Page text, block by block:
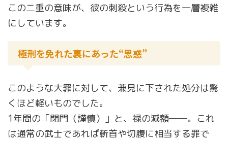
この二重の意味が、彼の刺殺という行為を一層複雑
にしています。
極刑を免れた裏にあった“思惑”
このような大罪に対して、兼見に下された処分は驚
くほど軽いものでした。
1年間の「閉門（謹慎）」と、禄の減額――。これ
は通常の武士であれば斬首や切腹に相当する罪で